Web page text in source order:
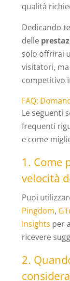
qualità
Dedicando
delle
solo offrirai
visitatori,
competitivo
FAQ:
Le seguenti
frequenti
e come
1. Come
velocità
Puoi
Pingdom,
Insights per
ricevere
2.